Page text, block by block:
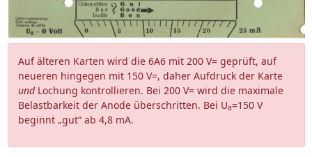
Auf älteren Karten wird die 6A6 mit 200 V= geprüft, auf
neueren hingegen mit 150 V=, daher Aufdruck der Karte
undLochung kontrollieren. Bei 200 V= wird die maximale
Belastbarkeit der Anode überschritten. Bei Ua=150 V
beginnt „gut“ ab 4,8 mA.